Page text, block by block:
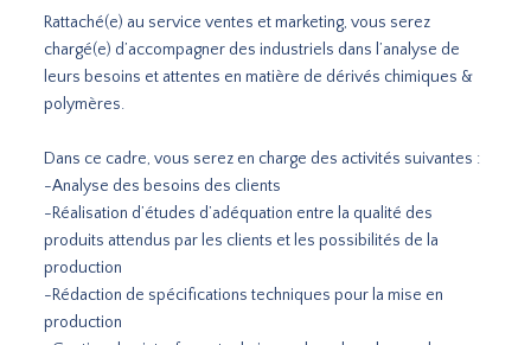
Rattaché(e) au service ventes et marketing, vous serez
chargé(e) d’accompagner des industriels dans l’analyse de
leurs besoins et attentes en matière de dérivés chimiques &
polymères.
Dans ce cadre, vous serez en charge des activités suivantes :
-Analyse des besoins des clients
-Réalisation d’études d’adéquation entre la qualité des
produits attendus par les clients et les possibilités de la
production
-Rédaction de spécifications techniques pour la mise en
production